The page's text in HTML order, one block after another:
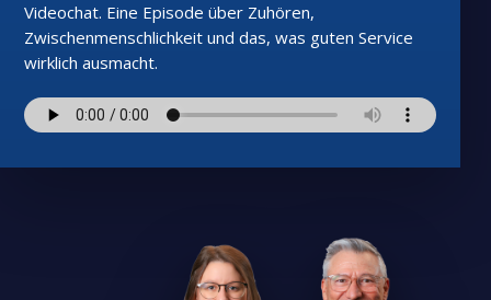
Videochat. Eine Episode über Zuhören,
Zwischenmenschlichkeit und das, was guten Service
wirklich ausmacht.